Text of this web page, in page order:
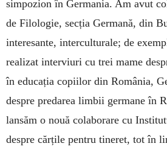
simpozion în Germania. Am avut
de Filologie, secția Germană, din
interesante, interculturale; de
realizat interviuri cu trei mame
în educația copiilor din România,
despre predarea limbii germane în
lansăm o nouă colaborare cu
despre cărțile pentru tineret, tot în